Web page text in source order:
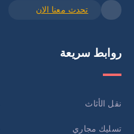
تحدث معنا الان
روابط سريعة
نقل الأثاث
تسليك مجاري